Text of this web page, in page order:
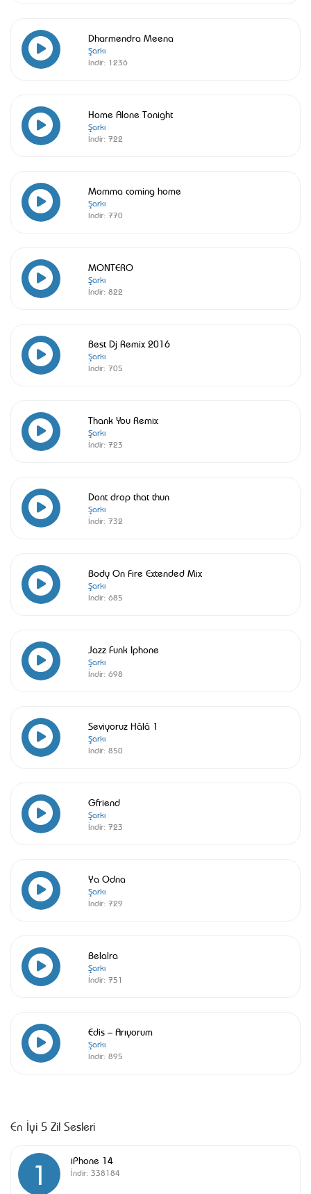
Dharmendra Meena
Şarkı
İndir: 1236
Home Alone Tonight
Şarkı
İndir: 722
Momma coming home
Şarkı
İndir: 770
MONTERO
Şarkı
İndir: 822
Best Dj Remix 2016
Şarkı
İndir: 705
Thank You Remix
Şarkı
İndir: 723
Dont drop that thun
Şarkı
İndir: 732
Body On Fire Extended Mix
Şarkı
İndir: 685
Jazz Funk Iphone
Şarkı
İndir: 698
Seviyoruz Hâlâ 1
Şarkı
İndir: 850
Gfriend
Şarkı
İndir: 723
Ya Odna
Şarkı
İndir: 729
Belalra
Şarkı
İndir: 751
Edis – Arıyorum
Şarkı
İndir: 895
En İyi 5 Zil Sesleri
1 iPhone 14
İndir: 338184